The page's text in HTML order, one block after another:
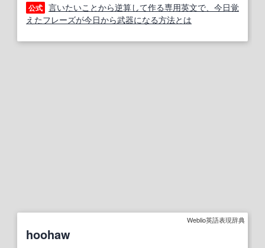
公式 言いたいことから逆算して作る専用英文で、今日覚
えたフレーズが今日から武器になる方法とは
Weblio英語表現辞典
hoohaw